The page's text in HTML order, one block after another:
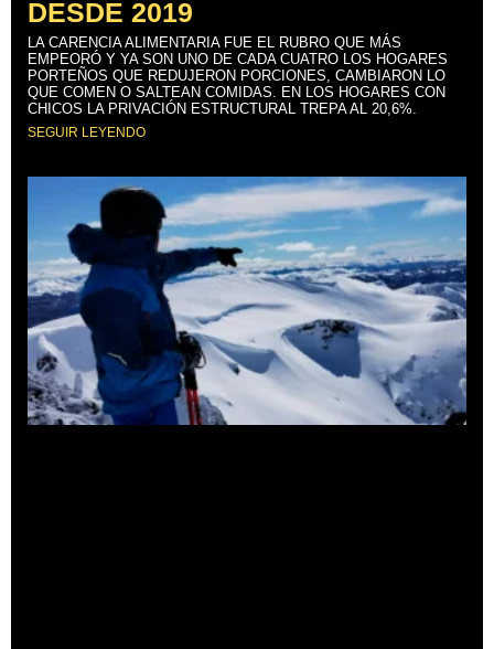
DESDE 2019
LA CARENCIA ALIMENTARIA FUE EL RUBRO QUE MÁS
EMPEORÓ Y YA SON UNO DE CADA CUATRO LOS HOGARES
PORTEÑOS QUE REDUJERON PORCIONES, CAMBIARON LO
QUE COMEN O SALTEAN COMIDAS. EN LOS HOGARES CON
CHICOS LA PRIVACIÓN ESTRUCTURAL TREPA AL 20,6%.
SEGUIR LEYENDO